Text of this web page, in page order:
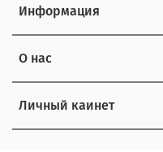
Информация
О нас
Личный каинет